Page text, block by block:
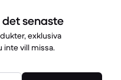
senaste
exklusiva
vill missa.